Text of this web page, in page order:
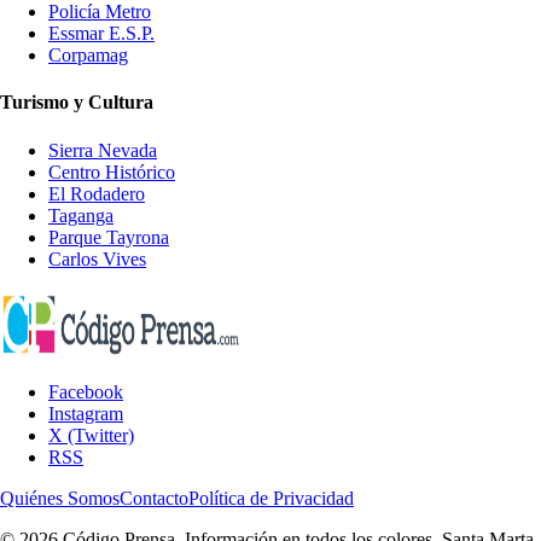
Policía Metro
Essmar E.S.P.
Corpamag
Turismo y Cultura
Sierra Nevada
Centro Histórico
El Rodadero
Taganga
Parque Tayrona
Carlos Vives
Facebook
Instagram
X (Twitter)
RSS
Quiénes SomosContactoPolítica de Privacidad